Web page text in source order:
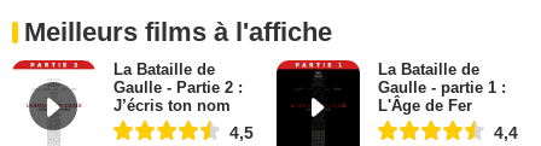
Meilleurs films à l'affiche
La Bataille de
Gaulle - Partie 2 :
J’écris ton nom
4,5
La Bataille de
Gaulle - partie 1 :
L'Âge de Fer
4,4